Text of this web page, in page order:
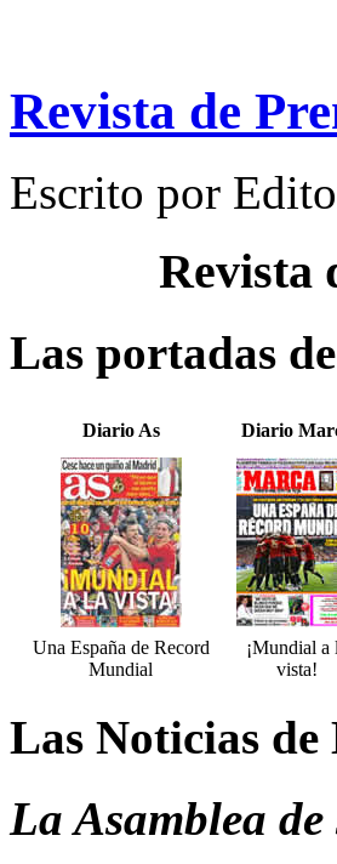
Revista de
Escrito por
Revista
Las portadas
Diario As Diario
Una España de Record
Mundial
¡Mundial a
vista!
Las Noticias de
La Asamblea